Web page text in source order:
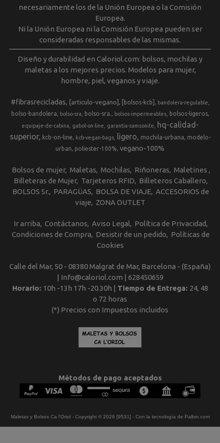
necesariamente los de la Unión Europea o la Comisión
Europea.
Ni la Unión Europea ni la Comisión Europea pueden ser
consideradas responsables de las mismas.
Diseño y durabilidad en Caloriol.com: bolsos, mochilas y
maletas a los mejores precios. Modelos para mujer,
hombre, piel, veganos y viaje.
#fibrasrecicladas [articulo-vegano] [bolsos-kcb] bandolera-regulable
bolso-bandolera bolso-sra bolso-sra. bolsos-impermeables bolsos-ligeros
equipaje-de-cabina gabol-on-line garantia-samsonite
hq-calidad-
superior
kcb-on-line kcb-vegan-bags ligero mochila-urbana
modelo-
urban
poliester-100% vegano-100%
Bolsos de mujer Maletas Mochilas Riñoneras Maletines
Billeteras de Mujer Tarjeteros RFID
Billeteros Caballero
BOLSOS Sr.
PARAGÜAS BOLSA DE VIAJE ACCESORIOS de
viaje
ZONA OUTLET
Ir arriba Contáctanos Aviso Legal
Política de Privacidad
Condiciones de Compra
Desistir de un pedido
Políticas de
Cookies
Calle del Mar, 50 - 08380 Malgrat de Mar, Barcelona - (España)
| Info@caloriol.com | 628450659
Horario: 10h -13h 17h -20.30h | Tiempo de Entrega: 24, 48
o 72 horas
(*) Precios con Impuestos incluidos
Métodos de pago aceptados
Maletas y Bolsos Ca l'Oriol- Copyright © 2026 [9531] - Con la tecnología de Palbin.com